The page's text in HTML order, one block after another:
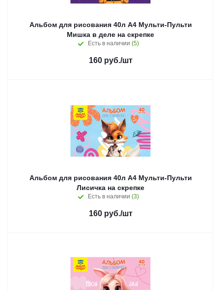
Альбом для рисования 40л А4 Мульти-Пульти
Мишка в деле на скрепке
Есть в наличии (5)
160руб./шт
Альбом для рисования 40л А4 Мульти-Пульти
Лисичка на скрепке
Есть в наличии (3)
160руб./шт